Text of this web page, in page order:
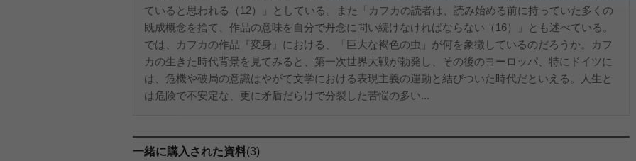
ていると思われる（12）」としている。また「カフカの読者は、読み始める前に持っていた多くの
既成概念を捨て、作品の意味を自分で丹念に問い続けなければならない（16）」とも述べている。
では、カフカの作品『変身』における、「巨大な褐色の虫」が何を象徴しているのだろうか。カフ
カの生きた時代背景を見てみると、第一次世界大戦が勃発し、その後のヨーロッパ、特にドイツに
は、危機や破局の意識はやがて文学における表現主義の運動と結びついた時代だといえる。人生と
は危険で不安定な、更に矛盾だらけで分裂した苦悩の多い...
一緒に購入された資料(3)